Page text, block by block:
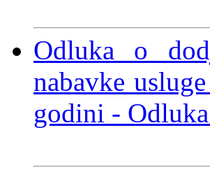
Odluka o
nabavke
godini -